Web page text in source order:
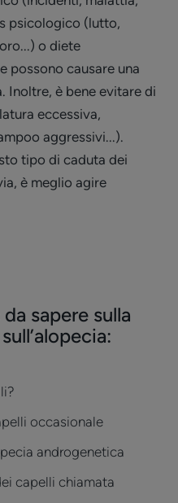
psicologico (lutto,
o diete
possono causare una
Inoltre, è bene evitare di
eccessiva,
aggressivi...).
tipo di caduta dei
è meglio agire
sapere sulla
occasionale
androgenetica
capelli chiamata